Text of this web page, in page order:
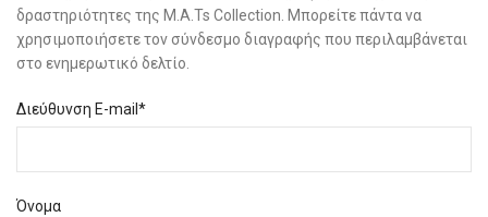
δραστηριότητες της M.A.Ts Collection. Μπορείτε πάντα να
χρησιμοποιήσετε τον σύνδεσμο διαγραφής που περιλαμβάνεται
στο ενημερωτικό δελτίο.
Διεύθυνση E-mail*
Όνομα